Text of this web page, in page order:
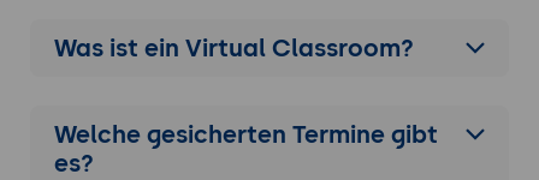
Was ist ein Virtual Classroom?
Welche gesicherten Termine gibt
es?